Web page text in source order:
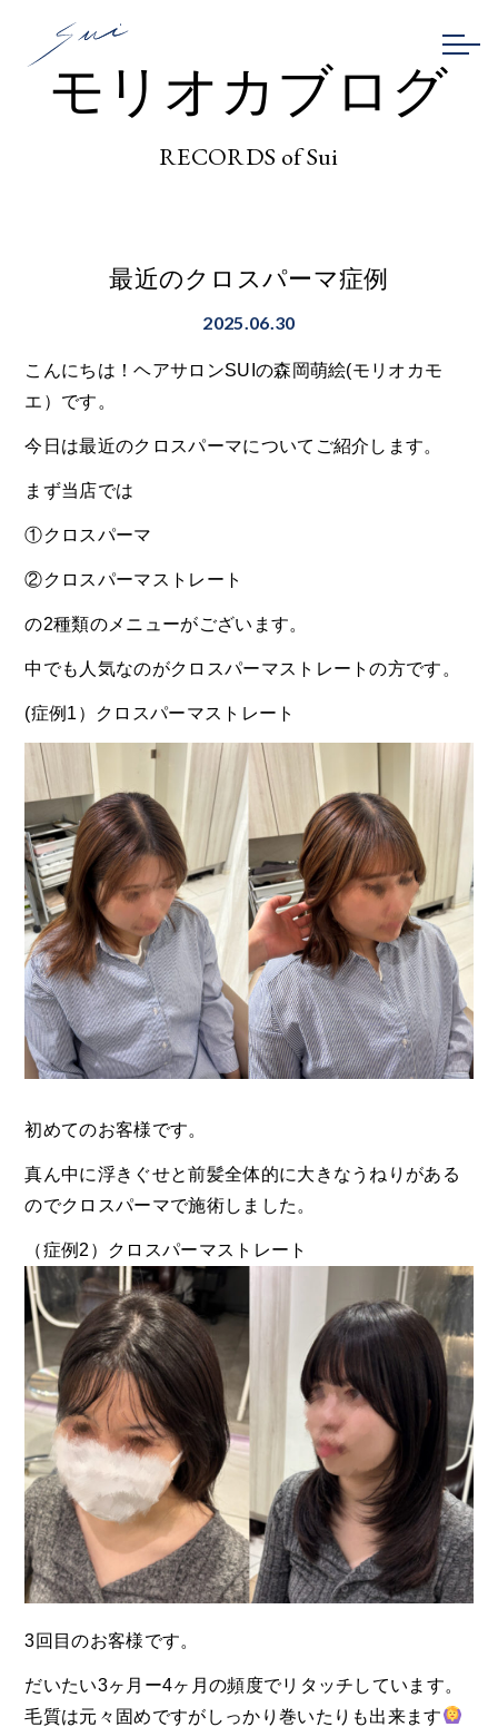
モリオカブログ
RECORDS of Sui
最近のクロスパーマ症例
2025.06.30
こんにちは！ヘアサロンSUIの森岡萌絵(モリオカモ
エ）です。
今日は最近のクロスパーマについてご紹介します。
まず当店では
①クロスパーマ
②クロスパーマストレート
の2種類のメニューがございます。
中でも人気なのがクロスパーマストレートの方です。
(症例1）クロスパーマストレート
初めてのお客様です。
真ん中に浮きぐせと前髪全体的に大きなうねりがある
のでクロスパーマで施術しました。
（症例2）クロスパーマストレート
3回目のお客様です。
だいたい3ヶ月ー4ヶ月の頻度でリタッチしています。
毛質は元々固めですがしっかり巻いたりも出来ます